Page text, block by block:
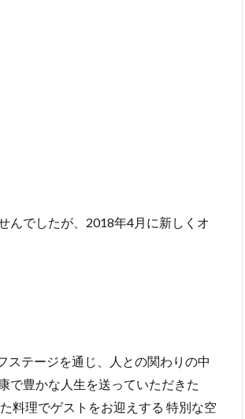
んでしたが、2018年4月に新しくオ
ステージを通じ、人との関わりの中
で豊かな人生を送っていただきた
料理でゲストをお迎えする 特別な空